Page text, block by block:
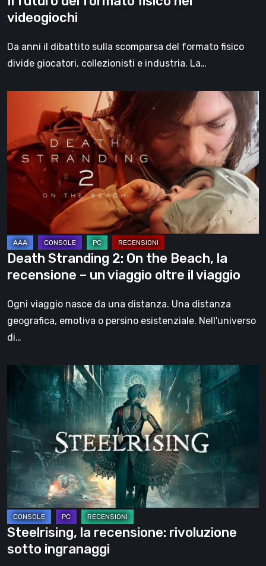
videogiochi
Da anni il dibattito sulla scomparsa del formato fisico
divide giocatori, collezionisti e industria. La…
Stranding
On
the
Beach,
recensione
–
un
viaggio
oltre
il
Death Stranding 2: On the Beach, la
recensione – un viaggio oltre il viaggio
Ogni viaggio nasce da una distanza. Una distanza
geografica, emotiva o persino esistenziale. Nell'universo
di…
Steelrising,
recensione:
rivoluzione
sotto
ingranaggi
Steelrising, la recensione: rivoluzione
sotto ingranaggi